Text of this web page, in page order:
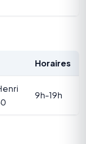
Horaires
9h-19h